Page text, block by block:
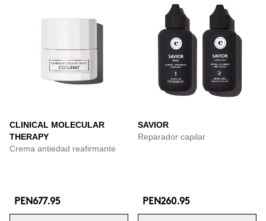
CLINICAL MOLECULAR
THERAPY
Crema antiedad reafirmante
PEN677.95
SAVIOR
Reparador capilar
PEN260.95